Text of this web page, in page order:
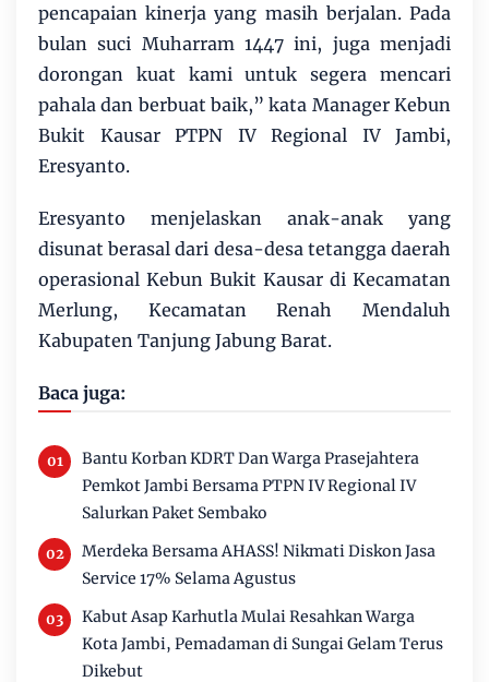
pencapaian kinerja yang masih berjalan. Pada
bulan suci Muharram 1447 ini, juga menjadi
dorongan kuat kami untuk segera mencari
pahala dan berbuat baik,” kata Manager Kebun
Bukit Kausar PTPN IV Regional IV Jambi,
Eresyanto.
Eresyanto menjelaskan anak-anak yang
disunat berasal dari desa-desa tetangga daerah
operasional Kebun Bukit Kausar di Kecamatan
Merlung, Kecamatan Renah Mendaluh
Kabupaten Tanjung Jabung Barat.
Baca juga:
Bantu Korban KDRT Dan Warga Prasejahtera
Pemkot Jambi Bersama PTPN IV Regional IV
Salurkan Paket Sembako
Merdeka Bersama AHASS! Nikmati Diskon Jasa
Service 17% Selama Agustus
Kabut Asap Karhutla Mulai Resahkan Warga
Kota Jambi, Pemadaman di Sungai Gelam Terus
Dikebut